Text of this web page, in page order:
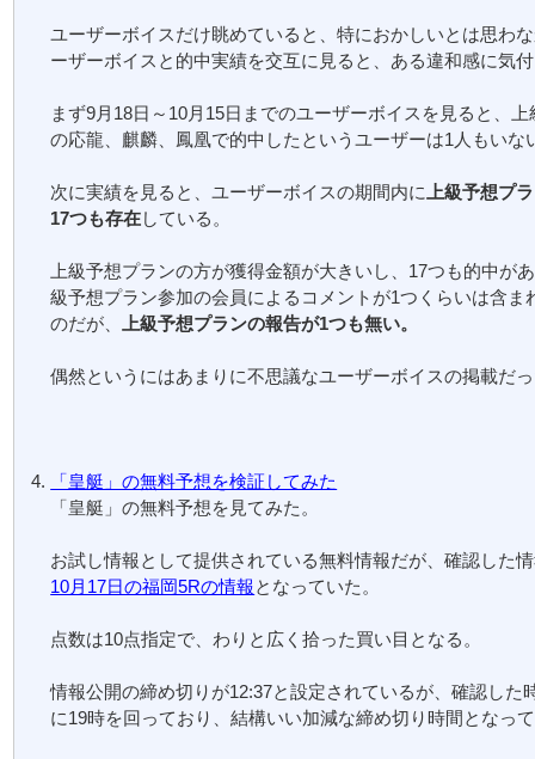
ユーザーボイスだけ眺めていると、特におかしいとは思わ
ーザーボイスと的中実績を交互に見ると、ある違和感に気
まず9月18日～10月15日までのユーザーボイスを見ると、
の応龍、麒麟、鳳凰で的中したというユーザーは1人もいな
次に実績を見ると、ユーザーボイスの期間内に 上級予想プ
17つも存在している。
上級予想プランの方が獲得金額が大きいし、17つも的中が
級予想プラン参加の会員によるコメントが1つくらいは含ま
のだが、
上級予想プランの報告が1つも無い。
偶然というにはあまりに不思議なユーザーボイスの掲載だ
「皇艇」の無料予想を検証してみた
「皇艇」の無料予想を見てみた。
お試し情報として提供されている無料情報だが、確認した
10月17日の福岡5Rの情報となっていた。
点数は10点指定で、わりと広く拾った買い目となる。
情報公開の締め切りが12:37と設定されているが、確認した
に19時を回っており、結構いい加減な締め切り時間となっ